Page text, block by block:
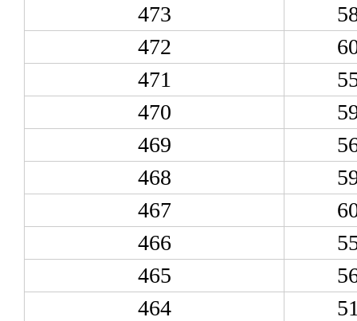
473
472
471
470
469
468
467
466
465
464